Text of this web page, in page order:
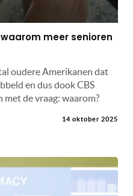
meer senioren
oudere Amerikanen dat
en dus dook CBS
met de vraag: waarom?
14 oktober 2025